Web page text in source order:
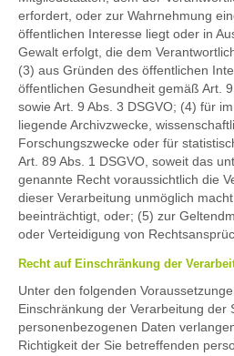
erfordert, oder zur Wahrnehmung
öffentlichen Interesse liegt oder in
Gewalt erfolgt, die dem
(3) aus Gründen des öffentlichen
öffentlichen Gesundheit gemäß Art.
sowie Art. 9 Abs. 3 DSGVO; (4) für
liegende Archivzwecke,
Forschungszwecke oder für
Art. 89 Abs. 1 DSGVO, soweit das
genannte Recht voraussichtlich die
dieser Verarbeitung unmöglich
beeinträchtigt, oder; (5) zur
oder Verteidigung von
Recht auf Einschränkung der
Unter den folgenden
Einschränkung der Verarbeitung der
personenbezogenen Daten
Richtigkeit der Sie betreffenden